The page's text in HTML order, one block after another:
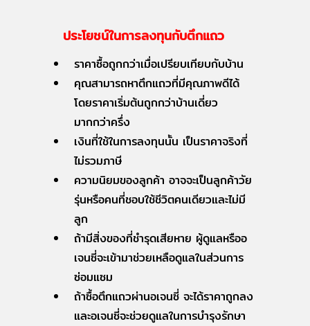
ประโยชน์ในการลงทุนกับตึกแถว
ราคาซื้อถูกกว่าเมื่อเปรียบเทียบกับบ้าน
คุณสามารถหาตึกแถวที่มีคุณภาพดีได้
โดยราคาเริ่มต้นถูกกว่าบ้านเดี่ยว
มากกว่าครึ่ง
เงินที่ใช้ในการลงทุนนั้น เป็นราคาจริงที่
ไม่รวมภาษี
ความนิยมของลูกค้า อาจจะเป็นลูกค้าวัย
รุ่นหรือคนที่ชอบใช้ชีวิตคนเดียวและไม่มี
ลูก
ถ้ามีสิ่งของที่ชำรุดเสียหาย ผู้ดูแลหรืออ
เจนซี่จะเข้ามาช่วยเหลือดูแลในส่วนการ
ซ่อมแซม
ถ้าซื้อตึกแถวผ่านอเจนซี่ จะได้ราคาถูกลง
และอเจนซี่จะช่วยดูแลในการบำรุงรักษา